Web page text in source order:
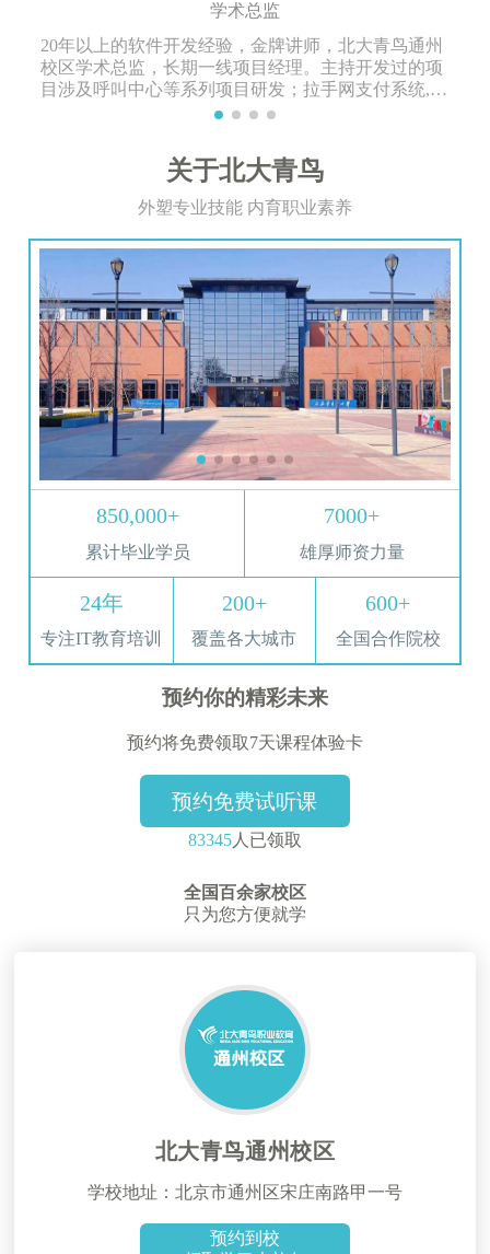
学术总监
20年以上的软件开发经验，金牌讲师，北大青鸟通州
校区学术总监，长期一线项目经理。主持开发过的项
目涉及呼叫中心等系列项目研发；拉手网支付系统,商
业进销存管理系统等多年项目开发工作经验。
关于北大青鸟
外塑专业技能 内育职业素养
850,000+
累计毕业学员
7000+
雄厚师资力量
24年
专注IT教育培训
200+
覆盖各大城市
600+
全国合作院校
预约你的精彩未来
预约将免费领取7天课程体验卡
预约免费试听课
83345 人已领取
全国百余家校区
只为您方便就学
北大青鸟通州校区
学校地址：北京市通州区宋庄南路甲一号
预约到校